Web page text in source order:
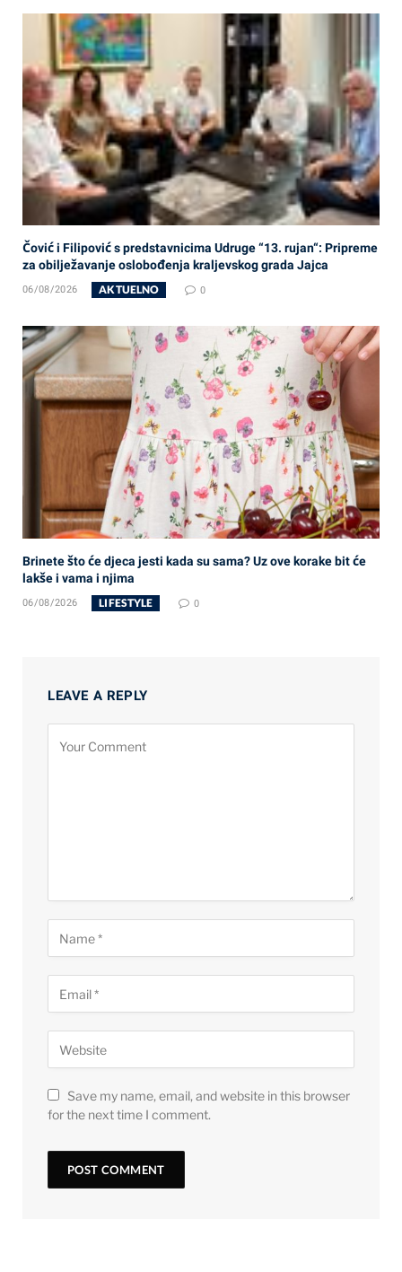
Čović i Filipović s predstavnicima Udruge “13. rujan“: Pripreme
za obilježavanje oslobođenja kraljevskog grada Jajca
06/08/2026 AKTUELNO 0
Brinete što će djeca jesti kada su sama? Uz ove korake bit će
lakše i vama i njima
06/08/2026 LIFESTYLE 0
LEAVE A REPLY
Save my name, email, and website in this browser
for the next time I comment.